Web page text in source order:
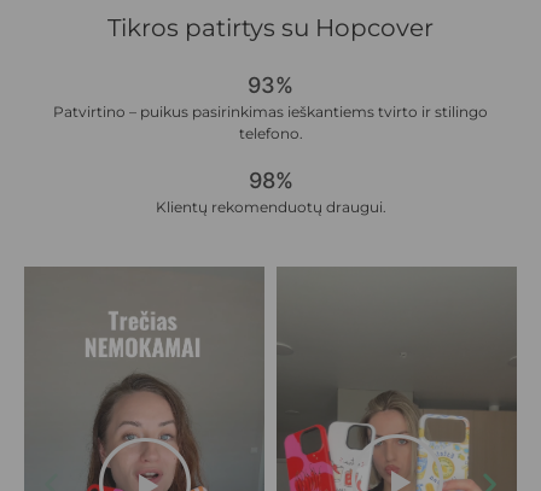
Tikros patirtys su Hopcover
93%
Patvirtino – puikus pasirinkimas ieškantiems tvirto ir stilingo
telefono.
98%
Klientų rekomenduotų draugui.